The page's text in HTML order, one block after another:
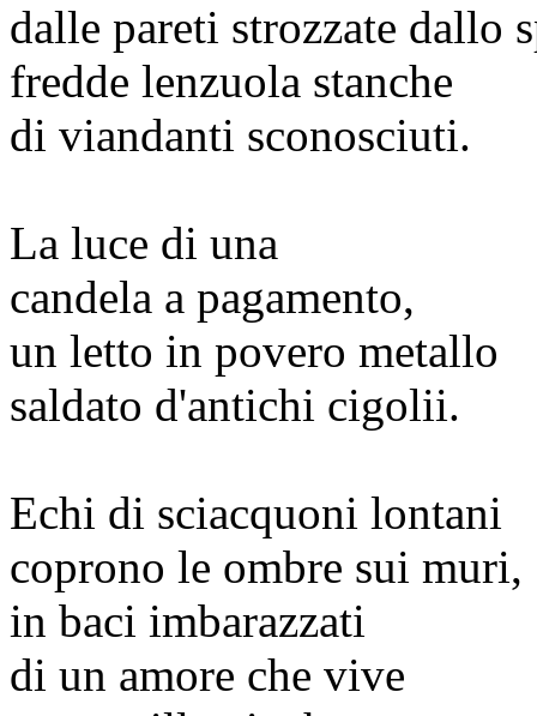
dalle pareti strozzate dallo
fredde lenzuola stanche
di viandanti sconosciuti.
La luce di una
candela a pagamento,
un letto in povero metallo
saldato d'antichi cigolii.
Echi di sciacquoni lontani
coprono le ombre sui muri,
in baci imbarazzati
di un amore che vive